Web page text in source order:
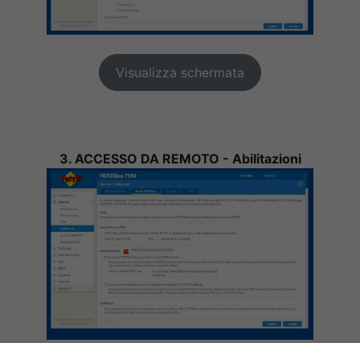
Visualizza schermata
3. ACCESSO DA REMOTO - Abilitazioni